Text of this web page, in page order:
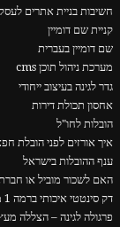
חשיבות בניית אתרים
קניית שם דומיין
שם דומיין בעברית
מערכת ניהול תוכן cms
גדר לגינה בעיצוב ייחודי
אחסון תכולת דירות
הובלות לחו"ל
איך אורזים לפני הובלת
ענף ההובלות בישראל
האם לשכור מוביל או
דק סינטטי איכותי ברמה 1 מעל כולם
פרגולה לגינה – הצללה